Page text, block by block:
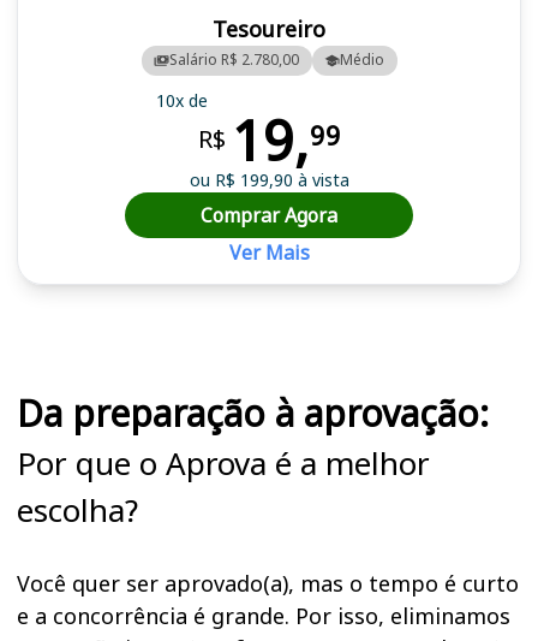
Tesoureiro
Salário R$ 2.780,00 Médio
10x de
R$ 19,99
ou R$ 199,90 à vista
Comprar Agora
Ver Mais
Da preparação à aprovação:
Por que o Aprova é a melhor
escolha?
Você quer ser aprovado(a), mas o tempo é curto
e a concorrência é grande. Por isso, eliminamos